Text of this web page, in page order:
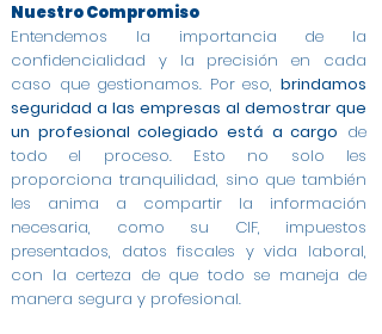
Nuestro Compromiso
Entendemos la importancia de la
confidencialidad y la precisión en cada
caso que gestionamos. Por eso, brindamos
seguridad a las empresas al demostrar que
un profesional colegiado está a cargo de
todo el proceso. Esto no solo les
proporciona tranquilidad, sino que también
les anima a compartir la información
necesaria, como su CIF, impuestos
presentados, datos fiscales y vida laboral,
con la certeza de que todo se maneja de
manera segura y profesional.